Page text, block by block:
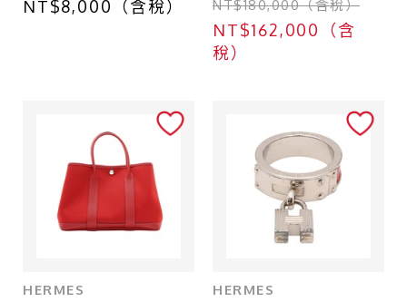
仕】
NT$8,000（含稅）
【HERMES 愛馬
仕】
NT$180,000（含稅）
NT$162,000（含
稅）
HERMES HERMES